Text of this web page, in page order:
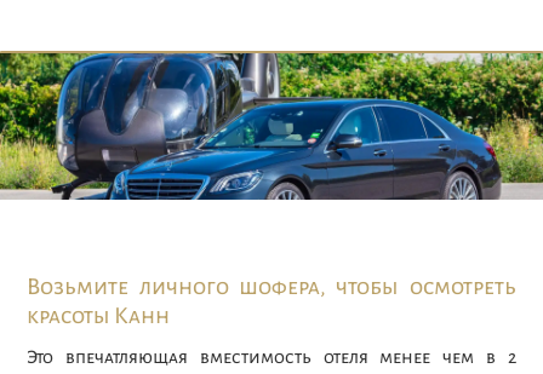
Возьмите личного шофера, чтобы осмотреть
красоты Канн
Это впечатляющая вместимость отеля менее чем в 2